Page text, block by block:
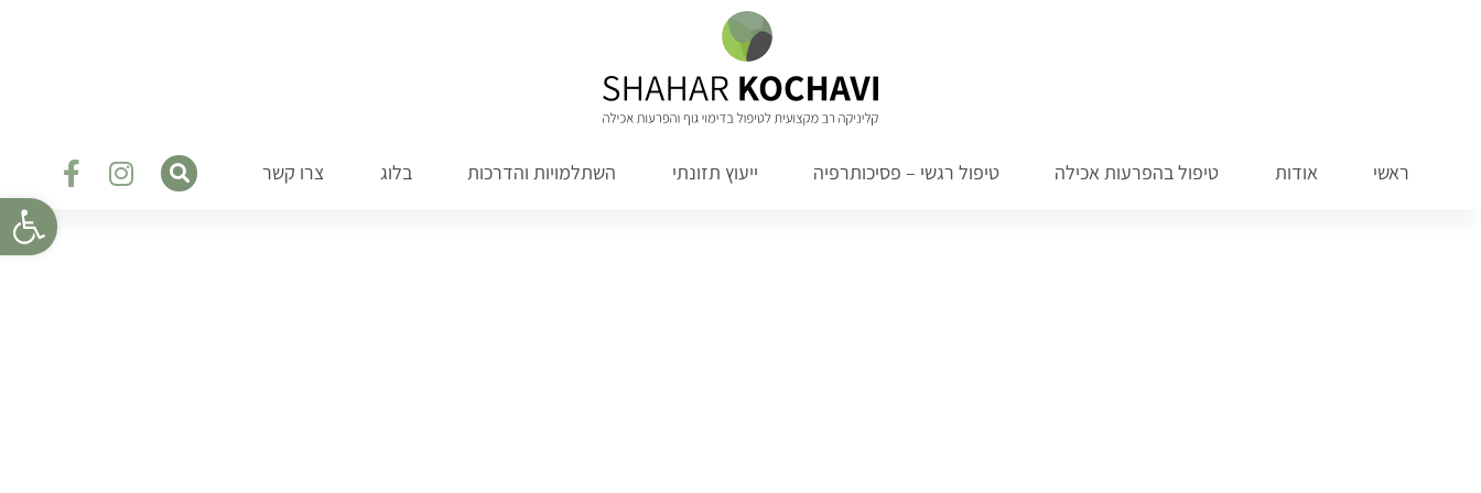
ראשי אודות טיפול בהפרעות אכילה טיפול רגשי – פסיכותרפיה ייעוץ תזונתי השתלמויות והדרכות בלוג צרו קשר
פתח